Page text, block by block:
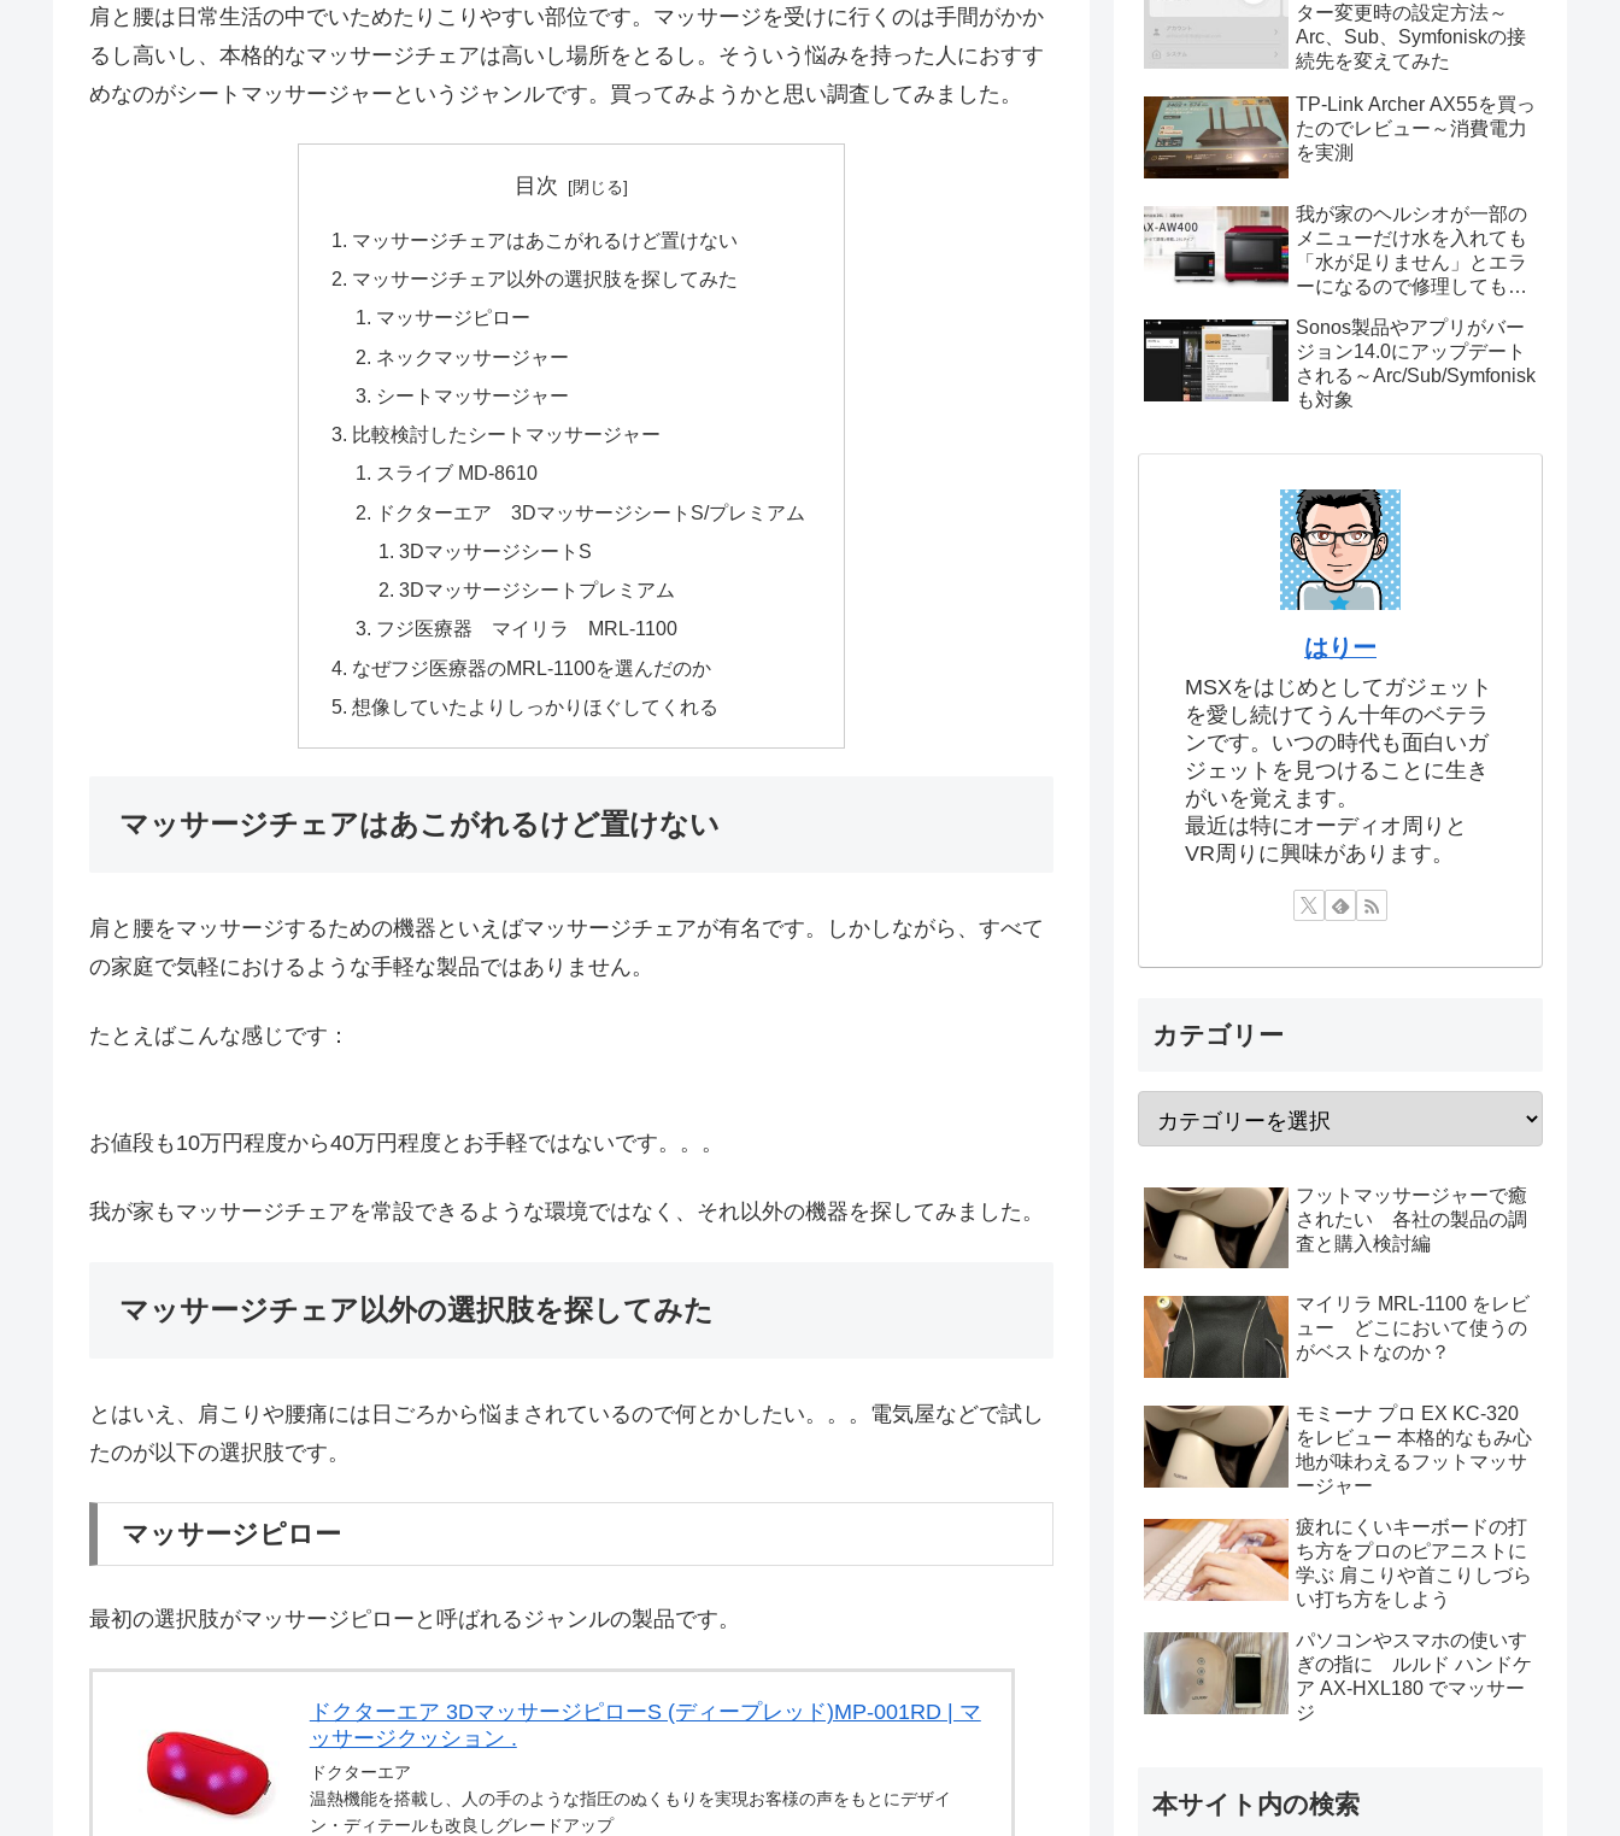
肩と腰は日常生活の中でいためたりこりやすい部位です。マッサージを受けに行くのは手間がかか
るし高いし、本格的なマッサージチェアは高いし場所をとるし。そういう悩みを持った人におすす
めなのがシートマッサージャーというジャンルです。買ってみようかと思い調査してみました。
目次
マッサージチェアはあこがれるけど置けない
マッサージチェア以外の選択肢を探してみた
マッサージピロー
ネックマッサージャー
シートマッサージャー
比較検討したシートマッサージャー
スライブ MD-8610
ドクターエア 3DマッサージシートS/プレミアム
3DマッサージシートS
3Dマッサージシートプレミアム
フジ医療器 マイリラ MRL-1100
なぜフジ医療器のMRL-1100を選んだのか
想像していたよりしっかりほぐしてくれる
マッサージチェアはあこがれるけど置けない
肩と腰をマッサージするための機器といえばマッサージチェアが有名です。しかしながら、すべて
の家庭で気軽におけるような手軽な製品ではありません。
たとえばこんな感じです：
お値段も10万円程度から40万円程度とお手軽ではないです。。。
我が家もマッサージチェアを常設できるような環境ではなく、それ以外の機器を探してみました。
マッサージチェア以外の選択肢を探してみた
とはいえ、肩こりや腰痛には日ごろから悩まされているので何とかしたい。。。電気屋などで試し
たのが以下の選択肢です。
マッサージピロー
最初の選択肢がマッサージピローと呼ばれるジャンルの製品です。
ドクターエア 3DマッサージピローS (ディープレッド)MP-001RD | マ
ッサージクッション .
ドクターエア
温熱機能を搭載し、人の手のような指圧のぬくもりを実現お客様の声をもとにデザイ
ン・ディテールも改良しグレードアップ
ター変更時の設定方法～
Arc、Sub、Symfoniskの接
続先を変えてみた
TP-Link Archer AX55を買っ
たのでレビュー～消費電力
を実測
我が家のヘルシオが一部の
メニューだけ水を入れても
「水が足りません」とエラ
ーになるので修理してもら
Sonos製品やアプリがバー
ジョン14.0にアップデート
される～Arc/Sub/Symfonisk
も対象
はりー
MSXをはじめとしてガジェット
を愛し続けてうん十年のベテラ
ンです。いつの時代も面白いガ
ジェットを見つけることに生き
がいを覚えます。
最近は特にオーディオ周りと
VR周りに興味があります。
カテゴリー
フットマッサージャーで癒
されたい 各社の製品の調
査と購入検討編
マイリラ MRL-1100 をレビ
ュー どこにおいて使うの
がベストなのか？
モミーナ プロ EX KC-320
をレビュー 本格的なもみ心
地が味わえるフットマッサ
ージャー
疲れにくいキーボードの打
ち方をプロのピアニストに
学ぶ 肩こりや首こりしづら
い打ち方をしよう
パソコンやスマホの使いす
ぎの指に ルルド ハンドケ
ア AX-HXL180 でマッサー
ジ
本サイト内の検索